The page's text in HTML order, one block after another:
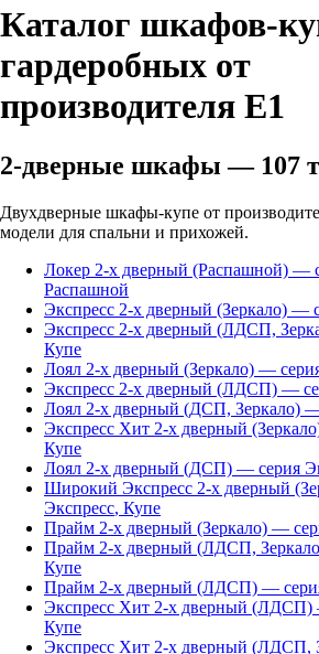
Каталог шкафов-
гардеробных от
производителя Е1
2-дверные шкафы — 107
Двухдверные шкафы-купе от
модели для спальни и прихожей.
Локер 2-х дверный (Распашной) —
Распашной
Экспресс 2-х дверный (Зеркало) —
Экспресс 2-х дверный (ЛДСП,
Купе
Лоял 2-х дверный (Зеркало) —
Экспресс 2-х дверный (ЛДСП) —
Лоял 2-х дверный (ДСП, Зеркало) —
Экспресс Хит 2-х дверный
Купе
Лоял 2-х дверный (ДСП) — серия
Широкий Экспресс 2-х дверный
Экспресс, Купе
Прайм 2-х дверный (Зеркало) —
Прайм 2-х дверный (ЛДСП,
Купе
Прайм 2-х дверный (ЛДСП) —
Экспресс Хит 2-х дверный (ЛДСП)
Купе
Экспресс Хит 2-х дверный (ЛДСП,